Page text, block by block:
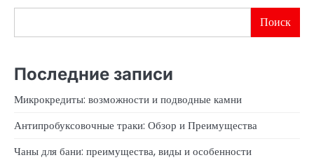
Поиск
Последние записи
Микрокредиты: возможности и подводные камни
Антипробуксовочные траки: Обзор и Преимущества
Чаны для бани: преимущества, виды и особенности